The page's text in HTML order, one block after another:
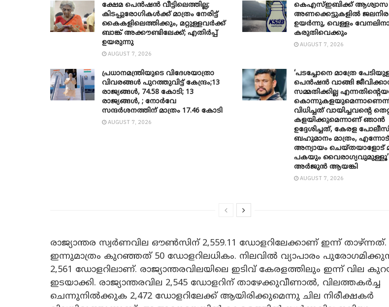
ക്ഷേമ പെൻഷൻ വീട്ടിലെത്തില്ല;
കിടപ്പുരോഗികൾക്ക് മാത്രം നേരിട്ട്
കൈകളിലെത്തിക്കും, മറ്റുള്ളവർക്ക്
ബാങ്ക് അക്കൗണ്ടിലേക്ക്; എതിർപ്പ്
ഉയരുന്നു
AUGUST 7, 2026
കെഎസ്ഇബിക്ക് ആശ്വാസ
അണക്കെട്ടുകളിൽ
ഉയർന്നു, വെള്ളം
കരുതിവെക്കും
AUGUST 7, 2026
പ്രധാനമന്ത്രിയുടെ വിദേശയാത്രാ
വിവരങ്ങൾ പുറത്തുവിട്ട് കേന്ദ്രം;13
രാജ്യങ്ങൾ, 74.58 കോടി; 13
രാജ്യങ്ങൾ, ; നോർവേ
സന്ദർശനത്തിന് മാത്രം 17.46 കോടി
AUGUST 7, 2026
‘പടച്ചോനെ മാത്രേ
പെൻഷൻ വാങ്ങി
സമ്മതിക്കില്ല
വിധിച്ചത് വായിച്ചവന്റെ
കളയിക്കുമെന്നാണ് ഞാൻ
ഉദ്ദേശിച്ചത്, കേരള
ബഹുമാനം മാത്രം, എന്നോട്
അന്യായം ചെയ്തയാളോട്
പകയും
അർജുൻ ആയങ്കി
AUGUST 7, 2026
രാജ്യാന്തര സ്വർണവില ഔൺസിന് 2,559.11 ഡോളറിലേക്കാണ് ഇന്ന് താഴ്ന്നത്.
ഇന്നുമാത്രം കുറഞ്ഞത് 50 ഡോളറിലധികം. നിലവിൽ വ്യാപാരം
2,561 ഡോളറിലാണ്. രാജ്യാന്തരവിലയിലെ ഇടിവ് കേരളത്തിലും ഇന്ന് വില
ഇടയാക്കി. രാജ്യാന്തരവില 2,545 ഡോളറിന് താഴേക്കുവീണാൽ, വിലത്തകർച്ച
ചെന്നുനിൽക്കുക 2,472 ഡോളറിലേക്ക് ആയിരിക്കുമെന്നു ചില നിരീക്ഷകർ